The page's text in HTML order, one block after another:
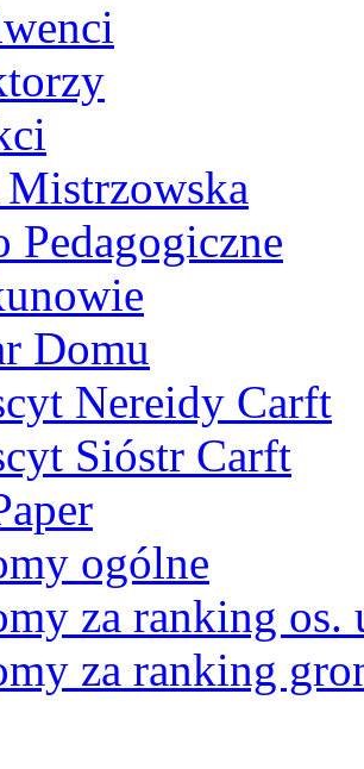
Pedagogiczne
Domu
Nereidy Carft
Sióstr Carft
ogólne
za ranking os.
za ranking